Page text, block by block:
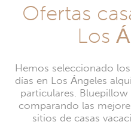
Ofertas
Los
Hemos seleccionado
días en Los Ángeles
particulares.
comparando las
sitios de casas